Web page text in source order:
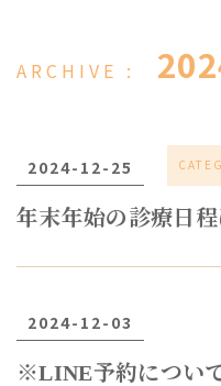
2024-12-25
年末年始の診療日程
2024-12-03
※LINE予約につい